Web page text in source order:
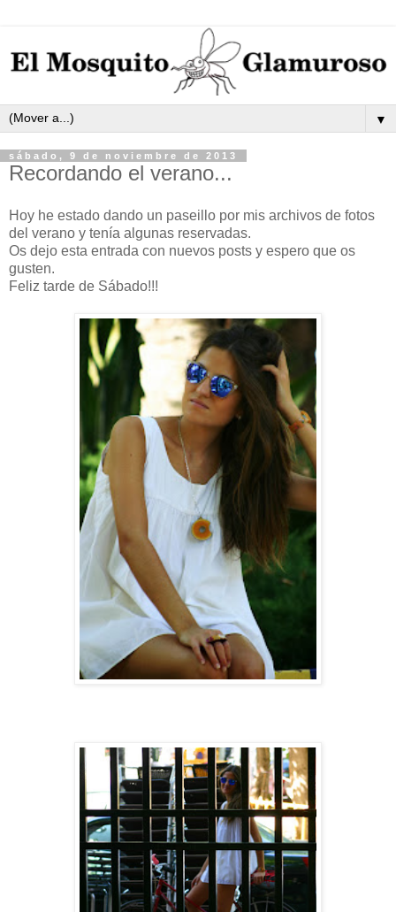
▼
sábado, 9 de noviembre de 2013
Recordando el verano...
Hoy he estado dando un paseillo por mis archivos de fotos
del verano y tenía algunas reservadas.
Os dejo esta entrada con nuevos posts y espero que os
gusten.
Feliz tarde de Sábado!!!